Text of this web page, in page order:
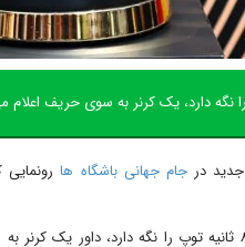
جدید درجام جهانی باشگاه هارونمایی
مطابق با این قانون، اگر گلر بیش از ۸ ثانیه توپ را نگه دارد، داور یک